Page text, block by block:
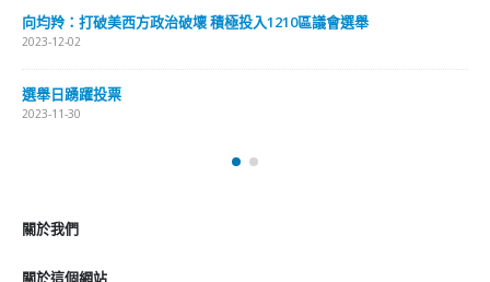
選舉日踴躍投票 文: 朱家健
2023-11-30
抹黑候選人涉選舉舞弊 文: 朱家健
2023-11-30
香港公院探访明起无须预约一图睇清最新安排